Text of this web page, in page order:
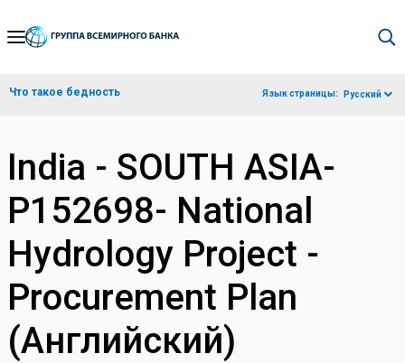
Skip
Navigation
Что такое бедность Язык страницы: Русский
India - SOUTH ASIA-
P152698- National
Hydrology Project -
Procurement Plan
(Английский)